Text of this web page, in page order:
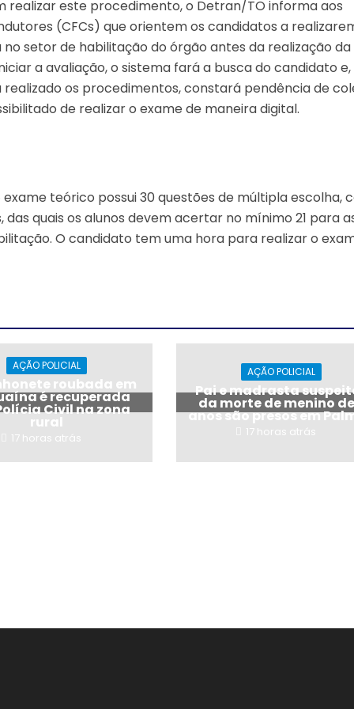
realizar este procedimento, o Detran/TO informa aos
(CFCs) que orientem os candidatos a
setor de habilitação do órgão antes da realização da
a avaliação, o sistema fará a busca do candidato e,
os procedimentos, constará pendência de
de realizar o exame de maneira digital.
teórico possui 30 questões de múltipla escolha,
quais os alunos devem acertar no mínimo 21 para
O candidato tem uma hora para realizar o
AÇÃO POLICIAL
roubada em
é recuperada
Civil na zona
rural
17 horas atrás
AÇÃO POLICIAL
Pai e madrasta
da morte de menino
anos são presos em
17 horas atrás